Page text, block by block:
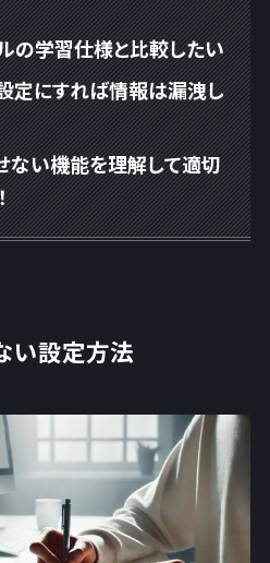
の学習仕様と比較したい
定にすれば情報は漏洩し
い機能を理解して適切
い設定方法